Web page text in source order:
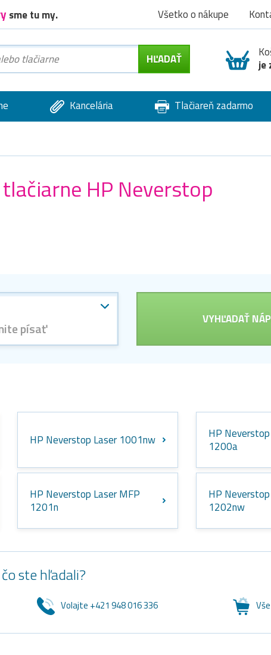
sme tu my. Všetko o nákupe
je
Kancelária Tlačiareň zadarmo
HP Neverstop
písať
VYHĽADAŤ
HP Neverstop Laser 1001nw
HP
1200a
HP Neverstop Laser MFP
1201n
HP
1202nw
ste hľadali?
Volajte +421 948 016 336